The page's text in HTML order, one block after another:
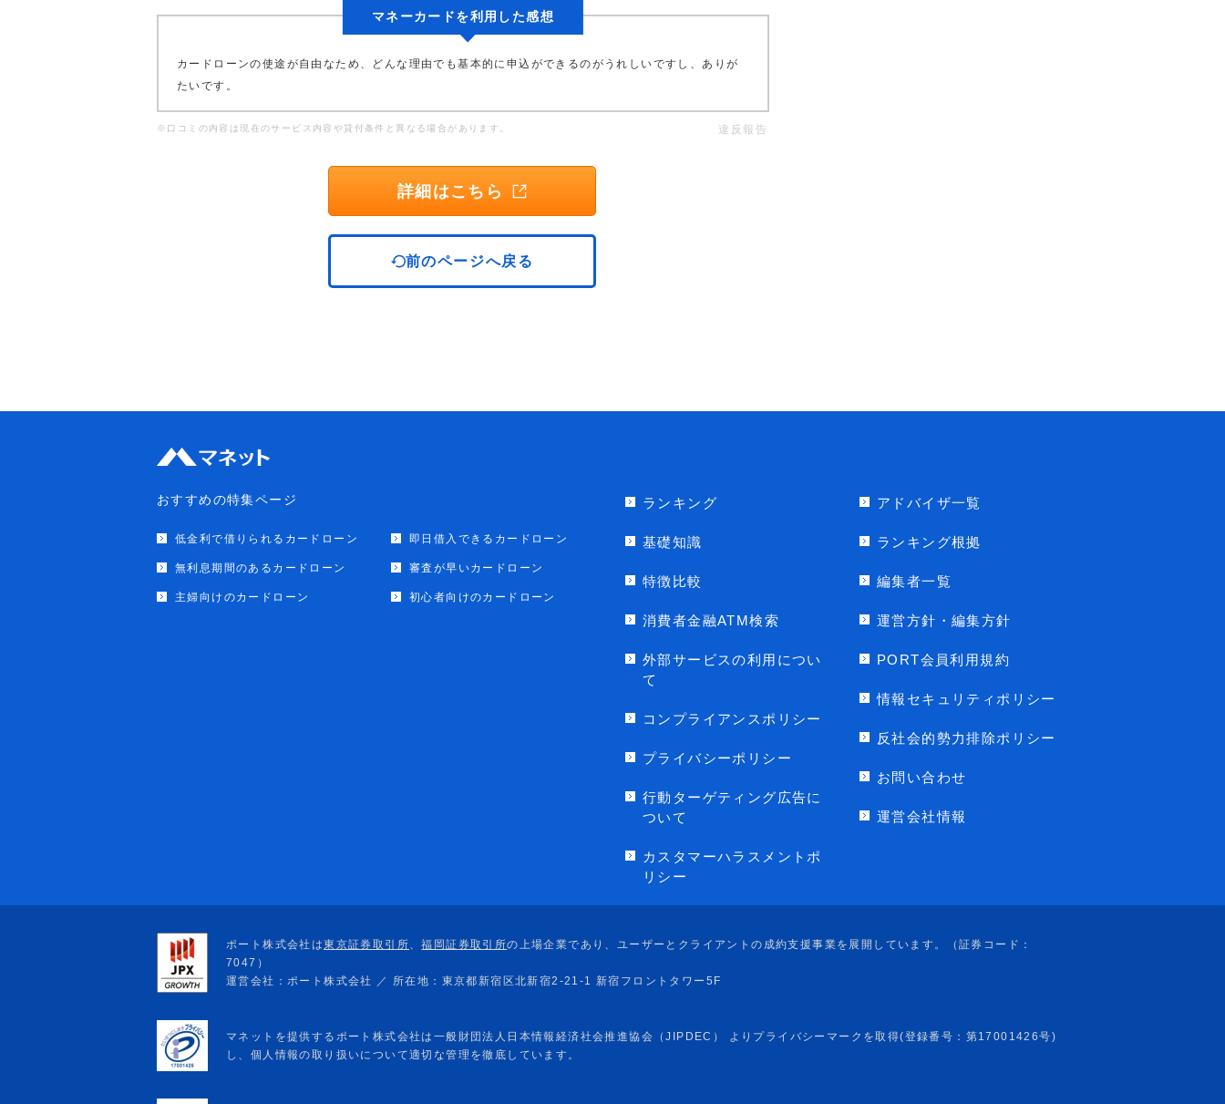
マネーカードを利用した感想
カードローンの使途が自由なため、どんな理由でも基本的に申込ができるのがうれしいですし、ありが
たいです。
※口コミの内容は現在のサービス内容や貸付条件と異なる場合があります。 違反報告
詳細はこちら
前のページへ戻る
おすすめの特集ページ
低金利で借りられるカードローン 即日借入できるカードローン
無利息期間のあるカードローン 審査が早いカードローン
主婦向けのカードローン 初心者向けのカードローン
ランキング
基礎知識
特徴比較
消費者金融ATM検索
外部サービスの利用につい
て
コンプライアンスポリシー
プライバシーポリシー
行動ターゲティング広告に
ついて
カスタマーハラスメントポ
リシー
アドバイザ一覧
ランキング根拠
編集者一覧
運営方針・編集方針
PORT会員利用規約
情報セキュリティポリシー
反社会的勢力排除ポリシー
お問い合わせ
運営会社情報